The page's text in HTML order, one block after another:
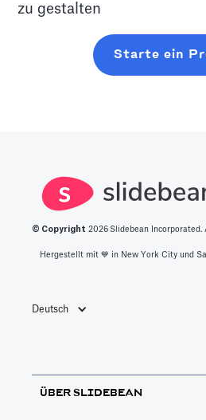
zu gestalten
Starte ein
© Copyright 2026 Slidebean Incorporated.
Hergestellt mit 💙️ in New York City und
Deutsch
ÜBER SLIDEBEAN